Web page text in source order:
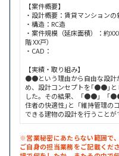
【案件概要】
・設計概要：賃貸マンション
・構造：RC造
・案件規模（延床面積）：約
階 XX戸）
・CAD：
【実績・取り組み】
●●という理由から自由な設計
め、設計コンセプトを｢●●｣と
した。その結果、「●●」「
住者の快適性｣と「維持管理の
できる建物の設計を行うことが
※営業秘密にあたらない範囲で
ご自身の担当業務をご記載くだ